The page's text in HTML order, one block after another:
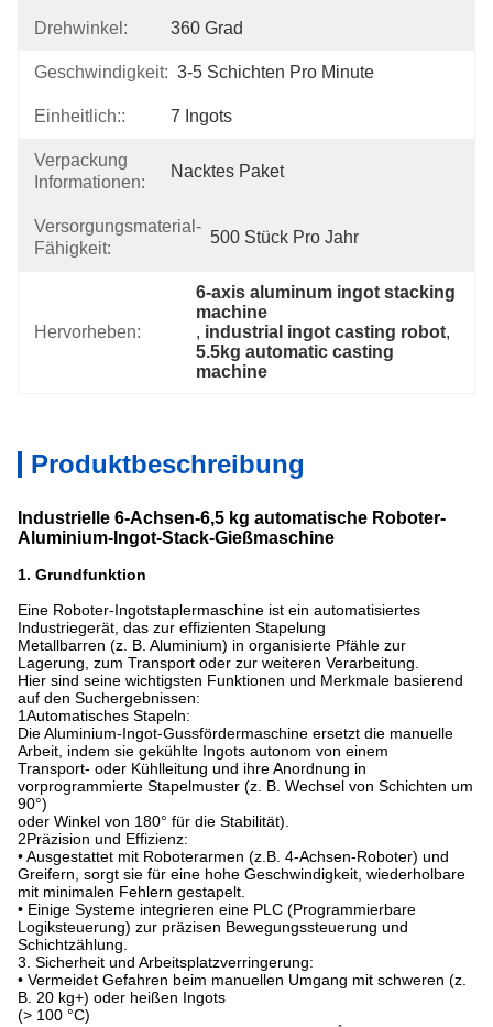
Drehwinkel: 360 Grad
Geschwindigkeit: 3-5 Schichten Pro Minute
Einheitlich:: 7 Ingots
Verpackung
Informationen:
Nacktes Paket
Versorgungsmaterial-
Fähigkeit:
500 Stück Pro Jahr
Hervorheben:
6-axis aluminum ingot stacking
machine
, industrial ingot casting robot,
5.5kg automatic casting
machine
Produktbeschreibung
Industrielle 6-Achsen-6,5 kg automatische Roboter-
Aluminium-Ingot-Stack-Gießmaschine
1. Grundfunktion
Eine Roboter-Ingotstaplermaschine ist ein automatisiertes
Industriegerät, das zur effizienten Stapelung
Metallbarren (z. B. Aluminium) in organisierte Pfähle zur
Lagerung, zum Transport oder zur weiteren Verarbeitung.
Hier sind seine wichtigsten Funktionen und Merkmale basierend
auf den Suchergebnissen:
1Automatisches Stapeln:
Die Aluminium-Ingot-Gussfördermaschine ersetzt die manuelle
Arbeit, indem sie gekühlte Ingots autonom von einem
Transport- oder Kühlleitung und ihre Anordnung in
vorprogrammierte Stapelmuster (z. B. Wechsel von Schichten um
90°)
oder Winkel von 180° für die Stabilität).
2Präzision und Effizienz:
• Ausgestattet mit Roboterarmen (z.B. 4-Achsen-Roboter) und
Greifern, sorgt sie für eine hohe Geschwindigkeit, wiederholbare
mit minimalen Fehlern gestapelt.
• Einige Systeme integrieren eine PLC (Programmierbare
Logiksteuerung) zur präzisen Bewegungssteuerung und
Schichtzählung.
3. Sicherheit und Arbeitsplatzverringerung:
• Vermeidet Gefahren beim manuellen Umgang mit schweren (z.
B. 20 kg+) oder heißen Ingots
(> 100 °C)